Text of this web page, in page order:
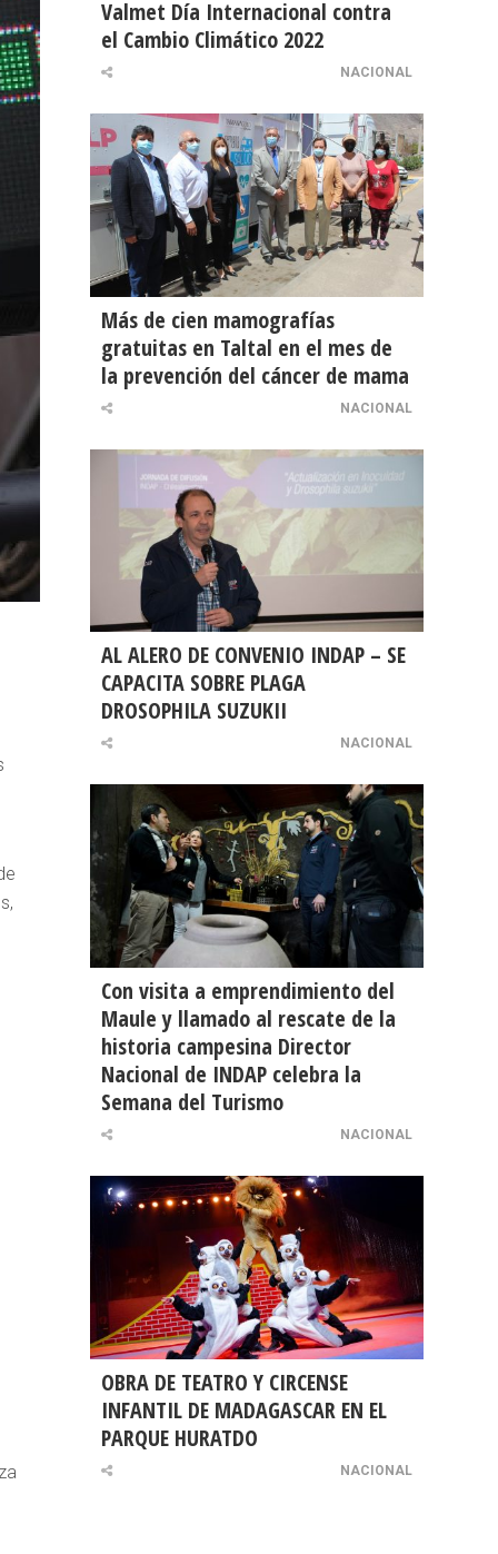
Valmet Día Internacional contra
el Cambio Climático 2022
NACIONAL
Más de cien mamografías
gratuitas en Taltal en el mes de
la prevención del cáncer de mama
NACIONAL
AL ALERO DE CONVENIO INDAP – SE
CAPACITA SOBRE PLAGA
DROSOPHILA SUZUKII
NACIONAL
Con visita a emprendimiento del
Maule y llamado al rescate de la
historia campesina Director
Nacional de INDAP celebra la
Semana del Turismo
NACIONAL
OBRA DE TEATRO Y CIRCENSE
INFANTIL DE MADAGASCAR EN EL
PARQUE HURATDO
NACIONAL